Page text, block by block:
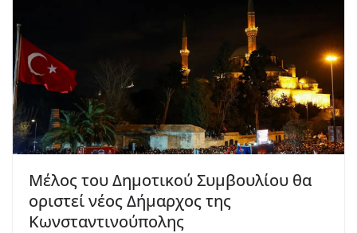
Μέλος του Δημοτικού Συμβουλίου θα
οριστεί νέος Δήμαρχος της
Κωνσταντινούπολης